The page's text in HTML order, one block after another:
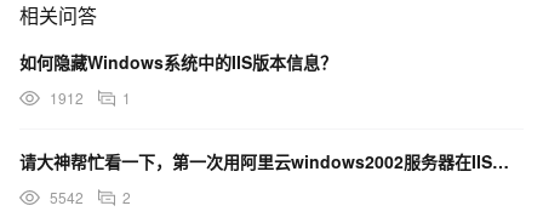
相关问答
如何隐藏Windows系统中的IIS版本信息？
1912 1
请大神帮忙看一下，第一次用阿里云windows2002服务器在IIS部署ASP.NET网站 出现错误
5542 2